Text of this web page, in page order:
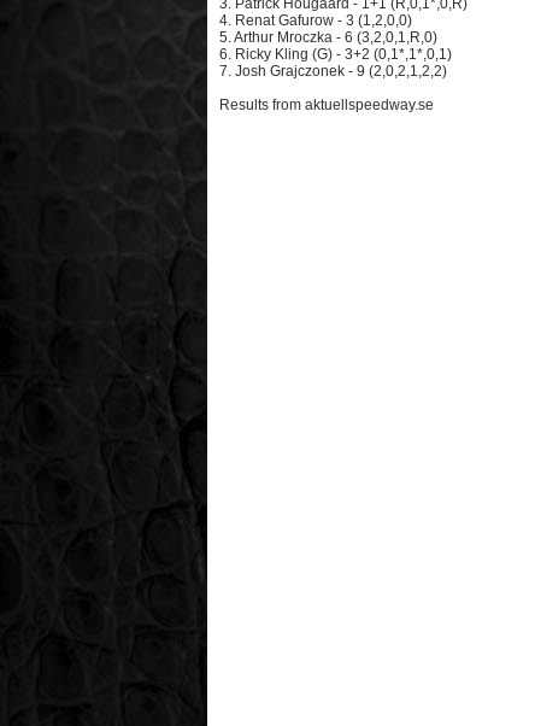
3. Patrick Hougaard - 1+1 (R,0,1*,0,R)
4. Renat Gafurow - 3 (1,2,0,0)
5. Arthur Mroczka - 6 (3,2,0,1,R,0)
6. Ricky Kling (G) - 3+2 (0,1*,1*,0,1)
7. Josh Grajczonek - 9 (2,0,2,1,2,2)
Results from aktuellspeedway.se